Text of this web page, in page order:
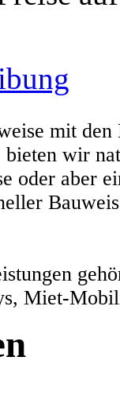
mit den
wir
oder aber
Miet-